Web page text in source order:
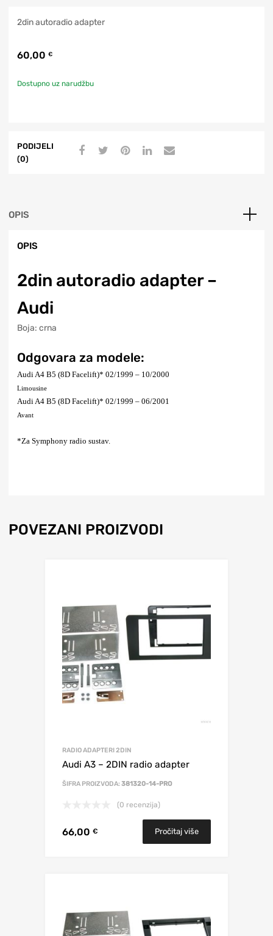
2din autoradio adapter
60,00 €
Dostupno uz narudžbu
PODIJELI
(0)
OPIS
OPIS
2din autoradio adapter –
Audi
Boja: crna
Odgovara za modele:
Audi A4 B5 (8D Facelift)* 02/1999 – 10/2000
Limousine
Audi A4 B5 (8D Facelift)* 02/1999 – 06/2001
Avant
*Za Symphony radio sustav.
POVEZANI PROIZVODI
RADIO ADAPTERI 2DIN
Audi A3 – 2DIN radio adapter
ŠIFRA PROIZVODA: 381320-14-PRO
(0 recenzija)
66,00 € Pročitaj više